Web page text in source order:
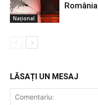
Național
România
LĂSAȚI UN MESAJ